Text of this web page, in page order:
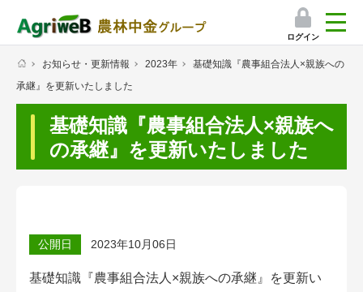
ログイン
検索
マイページ
プレミアムサービス
プレミアムサービスのご紹介
お知らせ・更新情報 2023年
基礎知識『農事組合法人×親族への
承継』を更新いたしました
基礎知識『農事組合法人×親族へ
の承継』を更新いたしました
公開日 2023年10月06日
基礎知識『農事組合法人×親族への承継』を更新い